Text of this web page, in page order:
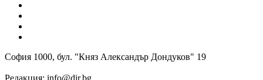
София 1000, бул. "Княз Александър Дондуков" 19
Редакция: info@dir.bg